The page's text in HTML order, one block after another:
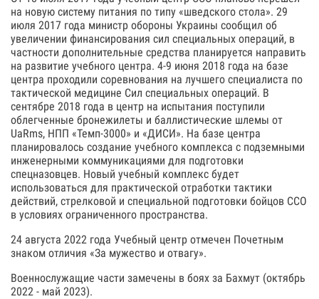
на новую систему питания по типу «шведского стола». 29
июля 2017 года министр обороны Украины сообщил об
увеличении финансирования сил специальных операций, в
частности дополнительные средства планируется направить
на развитие учебного центра. 4-9 июня 2018 года на базе
центра проходили соревнования на лучшего специалиста по
тактической медицине Сил специальных операций. В
сентябре 2018 года в центр на испытания поступили
облегченные бронежилеты и баллистические шлемы от
UaRms, НПП «Темп-3000» и «ДИСИ». На базе центра
планировалось создание учебного комплекса с подземными
инженерными коммуникациями для подготовки
спецназовцев. Новый учебный комплекс будет
использоваться для практической отработки тактики
действий, стрелковой и специальной подготовки бойцов ССО
в условиях ограниченного пространства.
24 августа 2022 года Учебный центр отмечен Почетным
знаком отличия «За мужество и отвагу».
Военнослужащие части замечены в боях за Бахмут (октябрь
2022 - май 2023).